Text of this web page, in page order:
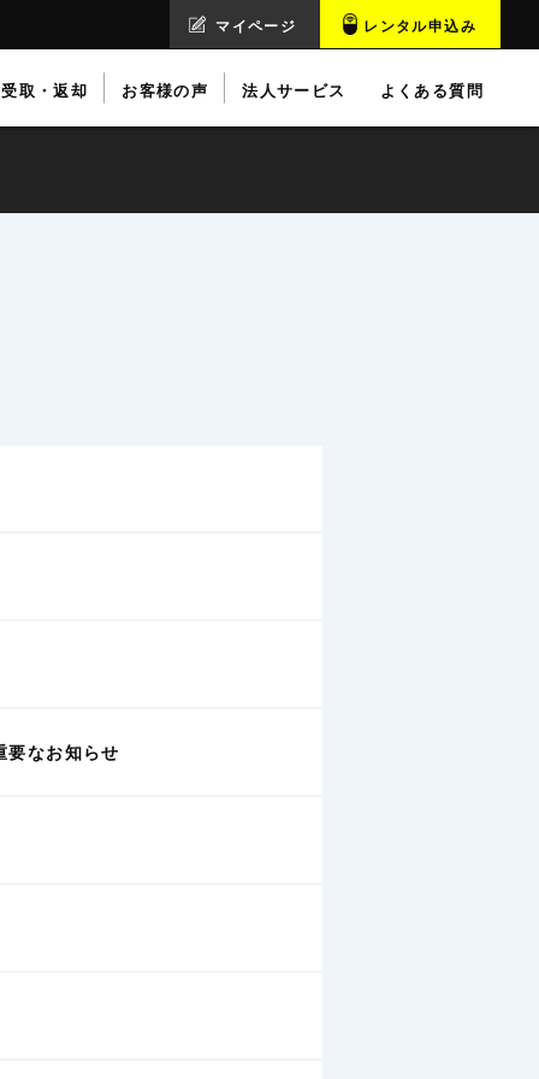
マイページ レンタル申込み
受取・返却 お客様の声 法人サービス よくある質問
要なお知らせ